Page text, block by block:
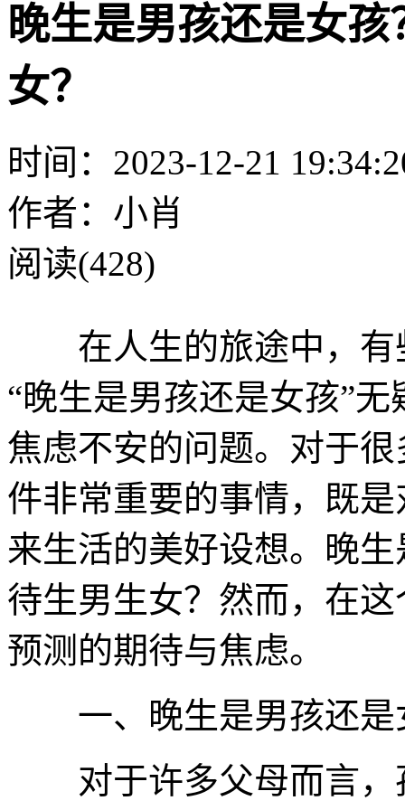
晚生是男孩还是女
女？
时间：2023-12-21
作者：小肖
阅读(428)
在人生的旅途中，有
“晚生是男孩还是女孩”
焦虑不安的问题。对于
件非常重要的事情，既
来生活的美好设想。晚
待生男生女？然而，在
预测的期待与焦虑。
一、晚生是男孩还是
对于许多父母而言，